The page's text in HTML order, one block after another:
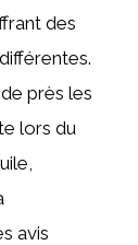
des
près les
lors du
avis